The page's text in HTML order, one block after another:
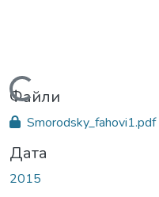
Вантажиться...
Файли
Smorodsky_fahovi1.pdf
Дата
2015